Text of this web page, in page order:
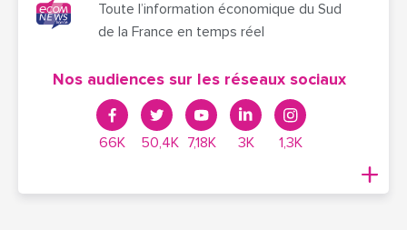
Toute l’information économique du Sud
de la France en temps réel
Nos audiences sur les réseaux sociaux
66K 50,4K 7,18K 3K 1,3K